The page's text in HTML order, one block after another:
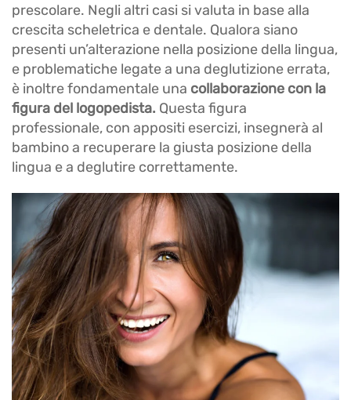
prescolare. Negli altri casi si valuta in base alla
crescita scheletrica e dentale. Qualora siano
presenti un’alterazione nella posizione della lingua,
e problematiche legate a una deglutizione errata,
è inoltre fondamentale una collaborazione con la
figura del logopedista. Questa figura
professionale, con appositi esercizi, insegnerà al
bambino a recuperare la giusta posizione della
lingua e a deglutire correttamente.